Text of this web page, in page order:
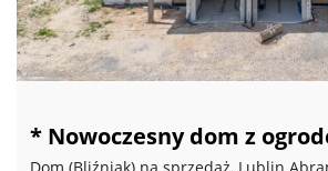
* Nowoczesny dom z